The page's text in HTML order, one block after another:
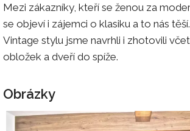
Mezi zákazníky, kteří se ženou za
se objeví i zájemci o klasiku a to nás
Vintage stylu jsme navrhli i zhotovili
obložek a dveří do spíže.
Obrázky